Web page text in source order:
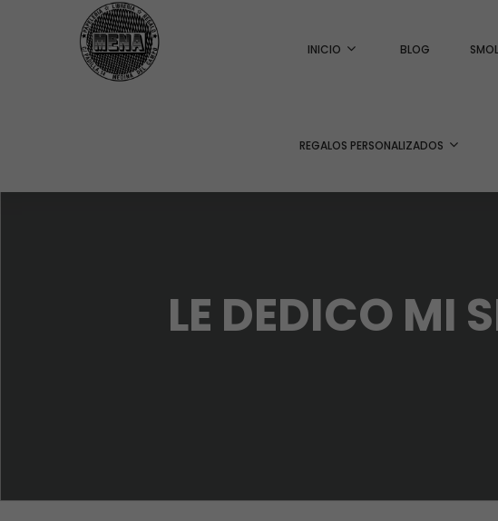
INICIO BLOG
REGALOS PERSONALIZADOS
LE DEDICO MI